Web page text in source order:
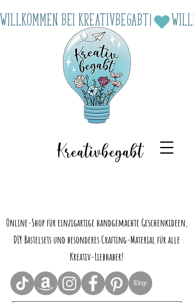
Kreativbegabt
Online-Shop für einzigartige handgemachte Geschenkideen,
DIY Bastelsets und besonderes Crafting-Material für alle
Kreativ-Liebhaber!
Willkommen bei Kreativbegabt!